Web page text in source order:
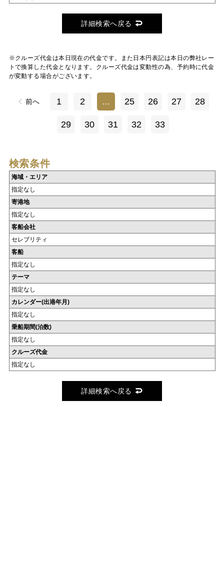
詳細検索へ戻る
※クルーズ代金は本日現在の代金です。また日本円表記は本日の弊社レー
トで換算した代金となります。クルーズ代金は変動性の為、予約時に代金
が変動する場合がございます。
前へ 1 2 ... 25 26 27 28
29 30 31 32 33
検索条件
海域・エリア
指定なし
寄港地
指定なし
客船会社
セレブリティ
客船
指定なし
テーマ
指定なし
カレンダー(出港年月)
指定なし
乗船期間(泊数)
指定なし
クルーズ代金
指定なし
詳細検索へ戻る